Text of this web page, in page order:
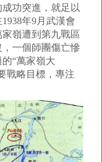
功突進，就足以
年9月武漢會
嶺遭到第九戰區
一個師團傷亡慘
“萬家嶺大
戰略目標，專注